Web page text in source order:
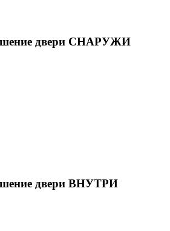
двери СНАРУЖИ
двери ВНУТРИ